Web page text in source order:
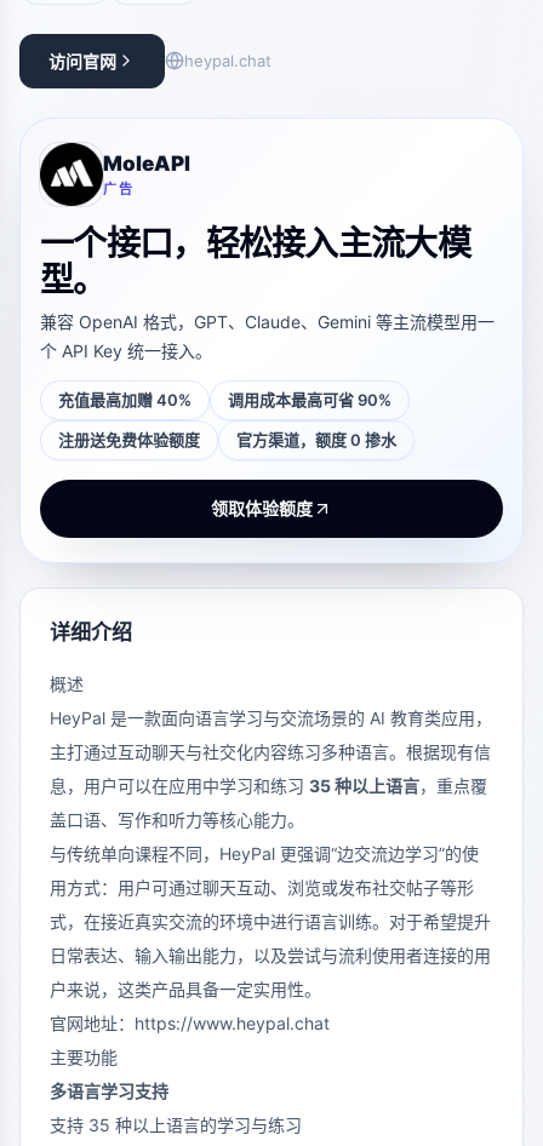
访问官网 heypal.chat
MoleAPI
广告
一个接口，轻松接入主流大模
型。
兼容 OpenAI 格式，GPT、Claude、Gemini 等主流模型用一
个 API Key 统一接入。
充值最高加赠 40% 调用成本最高可省 90%
注册送免费体验额度 官方渠道，额度 0 掺水
领取体验额度
详细介绍
概述
HeyPal 是一款面向语言学习与交流场景的 AI 教育类应用，
主打通过互动聊天与社交化内容练习多种语言。根据现有信
息，用户可以在应用中学习和练习 35 种以上语言，重点覆
盖口语、写作和听力等核心能力。
与传统单向课程不同，HeyPal 更强调“边交流边学习”的使
用方式：用户可通过聊天互动、浏览或发布社交帖子等形
式，在接近真实交流的环境中进行语言训练。对于希望提升
日常表达、输入输出能力，以及尝试与流利使用者连接的用
户来说，这类产品具备一定实用性。
官网地址： https://www.heypal.chat
主要功能
多语言学习支持
支持 35 种以上语言的学习与练习